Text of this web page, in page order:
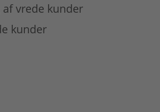
vrede kunder
kunder